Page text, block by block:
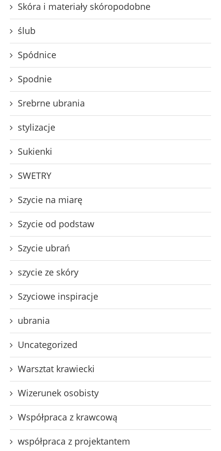
Skóra i materiały skóropodobne
ślub
Spódnice
Spodnie
Srebrne ubrania
stylizacje
Sukienki
SWETRY
Szycie na miarę
Szycie od podstaw
Szycie ubrań
szycie ze skóry
Szyciowe inspiracje
ubrania
Uncategorized
Warsztat krawiecki
Wizerunek osobisty
Współpraca z krawcową
współpraca z projektantem